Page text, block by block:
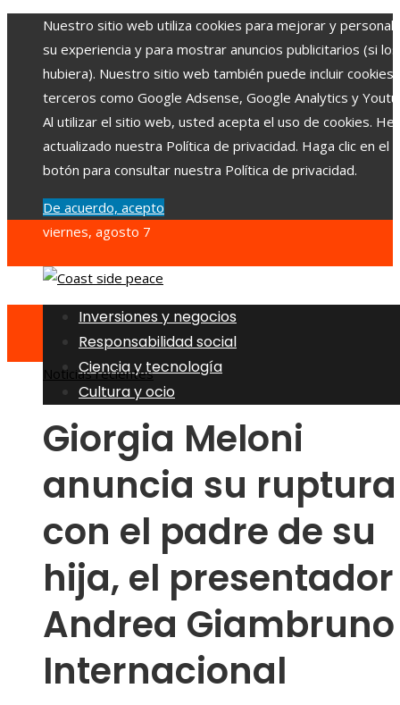
Nuestro sitio web utiliza cookies para mejorar y
su experiencia y para mostrar anuncios publicitarios (si los
hubiera). Nuestro sitio web también puede incluir cookies
terceros como Google Adsense, Google Analytics y
Al utilizar el sitio web, usted acepta el uso de cookies.
actualizado nuestra Política de privacidad. Haga clic en el
botón para consultar nuestra Política de privacidad.
De acuerdo, acepto
viernes, agosto 7
Inversiones y negocios
Responsabilidad social
Ciencia y tecnología
Cultura y ocio
Noticias recientes
Giorgia Meloni
anuncia su ruptura
con el padre de su
hija, el presentador
Andrea
Internacional